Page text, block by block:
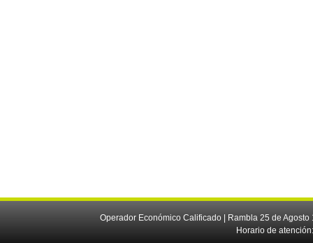
Operador Económico Calificado | Rambla 25 de
Horario de